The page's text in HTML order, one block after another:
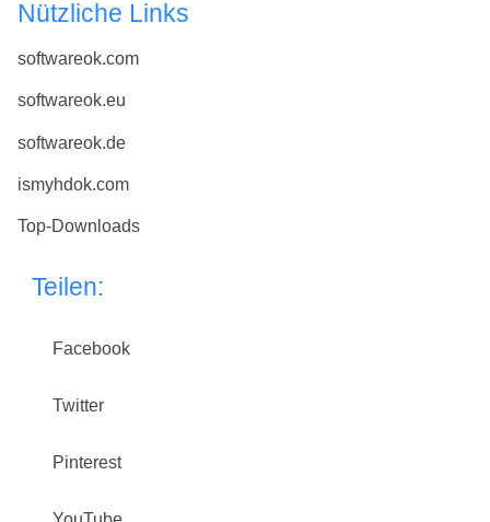
Nützliche Links
softwareok.com
softwareok.eu
softwareok.de
ismyhdok.com
Top-Downloads
Teilen:
Facebook
Twitter
Pinterest